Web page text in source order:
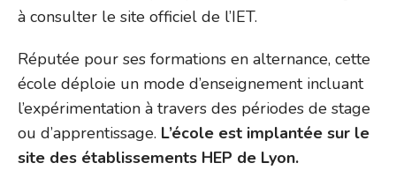
à consulter le site officiel de l’IET.
Réputée pour ses formations en alternance, cette
école déploie un mode d’enseignement incluant
l’expérimentation à travers des périodes de stage
ou d’apprentissage. L’école est implantée sur le
site des établissements HEP de Lyon.